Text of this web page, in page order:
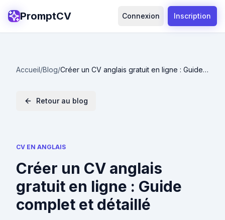
PromptCV Connexion Inscription
Accueil/Blog/Créer un CV anglais gratuit en ligne : Guide
Retour au blog
CV EN ANGLAIS
Créer un CV anglais
gratuit en ligne : Guide
complet et détaillé